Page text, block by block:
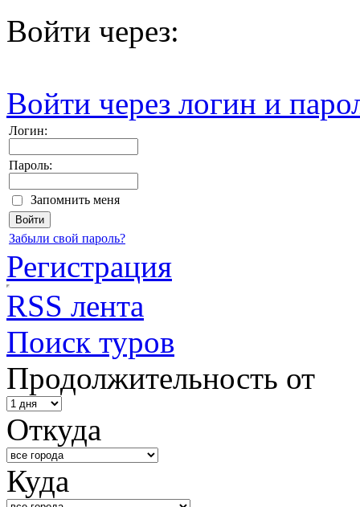
Войти через:
Войти через логин и
Логин:
Пароль:
Запомнить меня
Забыли свой пароль?
Регистрация
RSS лента
Поиск туров
Продолжительность от
Откуда
Куда